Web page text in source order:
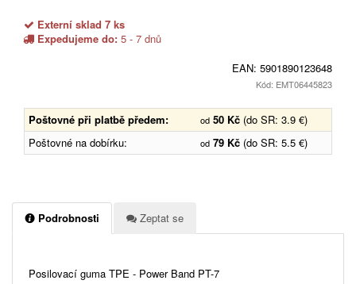
Externí sklad 7 ks
Expedujeme do: 5 - 7 dnů
EAN: 5901890123648
Kód: EMT06445823
Poštovné při platbě předem: od 50 Kč (do SR: 3.9 €)
Poštovné na dobírku:
od 79 Kč (do SR: 5.5 €)
Podrobnosti Zeptat se
Posilovací guma TPE - Power Band PT-7